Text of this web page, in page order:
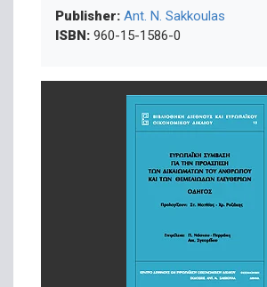
Publisher: Ant. N. Sakkoulas
ISBN: 960-15-1586-0